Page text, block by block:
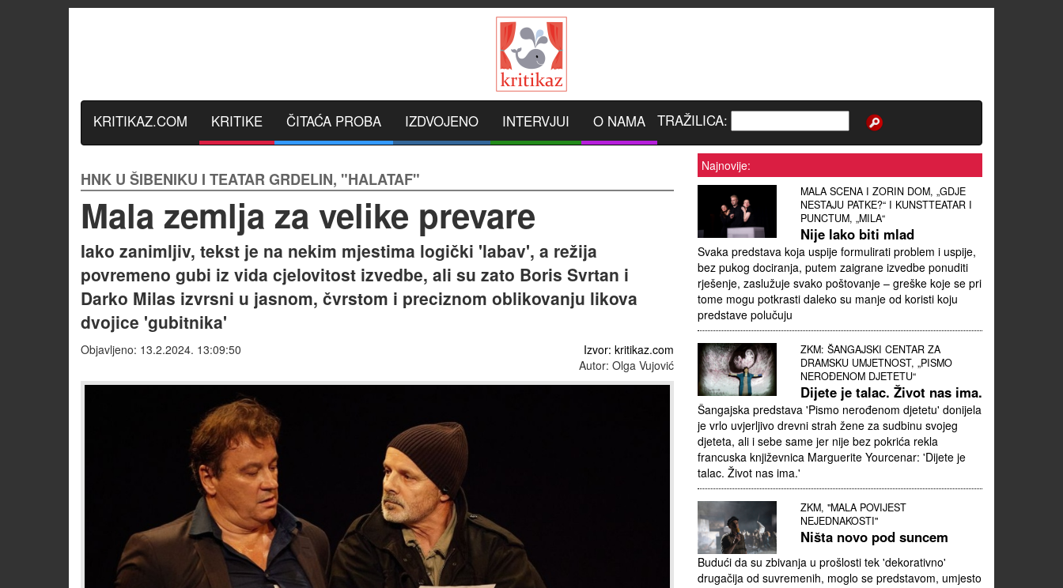
KRITIKAZ.COM KRITIKE ČITAĆA PROBA IZDVOJENO INTERVJUI O NAMA TRAŽILICA:
HNK U ŠIBENIKU I TEATAR GRDELIN, "HALATAF"
Mala zemlja za velike prevare
Iako zanimljiv, tekst je na nekim mjestima logički 'labav', a režija
povremeno gubi iz vida cjelovitost izvedbe, ali su zato Boris Svrtan i
Darko Milas izvrsni u jasnom, čvrstom i preciznom oblikovanju likova
dvojice 'gubitnika'
Objavljeno: 13.2.2024. 13:09:50
Izvor: kritikaz.com
Autor: Olga Vujović
Najnovije:
MALA SCENA I ZORIN DOM, „GDJE
NESTAJU PATKE?“ I KUNSTTEATAR I
PUNCTUM, „MILA“
Nije lako biti mlad
Svaka predstava koja uspije formulirati problem i uspije,
bez pukog dociranja, putem zaigrane izvedbe ponuditi
rješenje, zaslužuje svako poštovanje – greške koje se pri
tome mogu potkrasti daleko su manje od koristi koju
predstave polučuju
ZKM: ŠANGAJSKI CENTAR ZA
DRAMSKU UMJETNOST, „PISMO
NEROĐENOM DJETETU“
Dijete je talac. Život nas ima.
Šangajska predstava 'Pismo nerođenom djetetu' donijela
je vrlo uvjerljivo drevni strah žene za sudbinu svojeg
djeteta, ali i sebe same jer nije bez pokrića rekla
francuska književnica Marguerite Yourcenar: 'Dijete je
talac. Život nas ima.'
ZKM, "MALA POVIJEST
NEJEDNAKOSTI"
Ništa novo pod suncem
Budući da su zbivanja u prošlosti tek 'dekorativno'
drugačija od suvremenih, moglo se predstavom, umjesto